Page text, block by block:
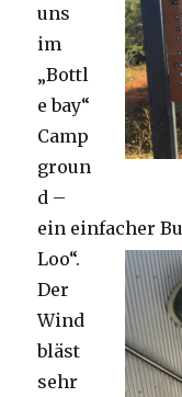
uns
im
„Bottl
e bay“
Camp
groun
d –
ein einfacher
Loo“.
Der
Wind
bläst
sehr